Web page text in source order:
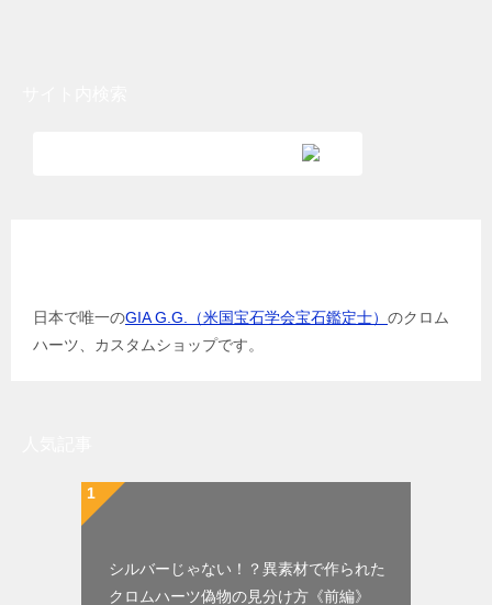
日本で唯一のGIA G.G.（米国宝石学会宝石鑑定士） のクロム
ハーツ、カスタムショップです。
シルバーじゃない！？異素材で作られた
クロムハーツ偽物の見分け方《前編》